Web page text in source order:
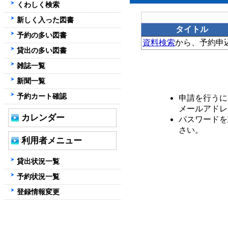
タイトル
資料検索から、予約申
申請を行う
メールアド
パスワード
さい。
くわしく検索
新しく入った図書
予約の多い図書
貸出の多い図書
雑誌一覧
新聞一覧
予約カート確認
カレンダー
利用者メニュー
貸出状況一覧
予約状況一覧
登録情報変更